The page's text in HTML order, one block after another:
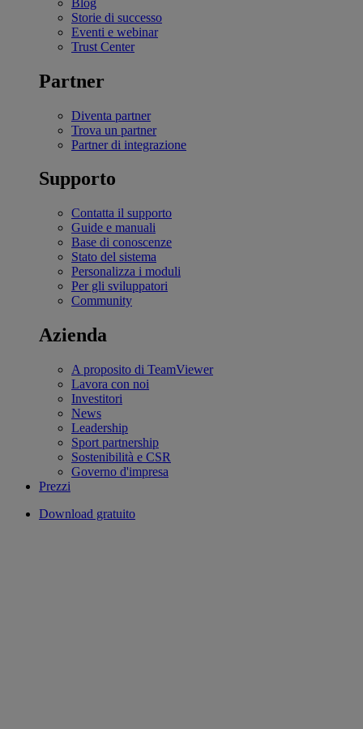
Storie di successo
Eventi e webinar
Trust Center
Partner
Diventa partner
Trova un partner
Partner di integrazione
Supporto
Contatta il supporto
Guide e manuali
Base di conoscenze
Stato del sistema
Personalizza i moduli
Per gli sviluppatori
Community
Azienda
A proposito di TeamViewer
Lavora con noi
Investitori
News
Leadership
Sport partnership
Sostenibilità e CSR
Governo d'impresa
Prezzi
Download gratuito